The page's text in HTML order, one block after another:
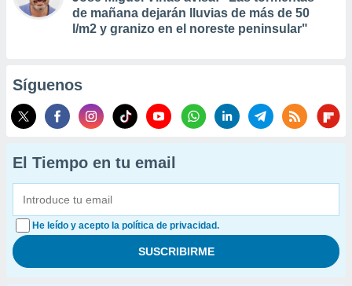
de mañana dejarán lluvias de más de 50
l/m2 y granizo en el noreste peninsular"
Síguenos
El Tiempo en tu email
He leído y acepto la política de privacidad.